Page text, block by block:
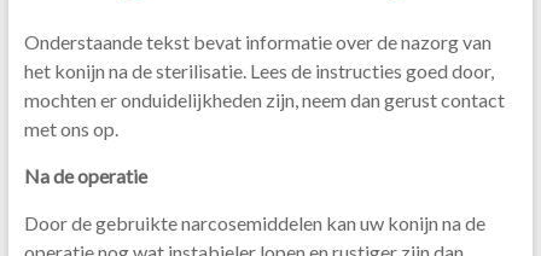
Onderstaande tekst bevat informatie over de nazorg van
het konijn na de sterilisatie. Lees de instructies goed door,
mochten er onduidelijkheden zijn, neem dan gerust contact
met ons op.
Na de operatie
Door de gebruikte narcosemiddelen kan uw konijn na de